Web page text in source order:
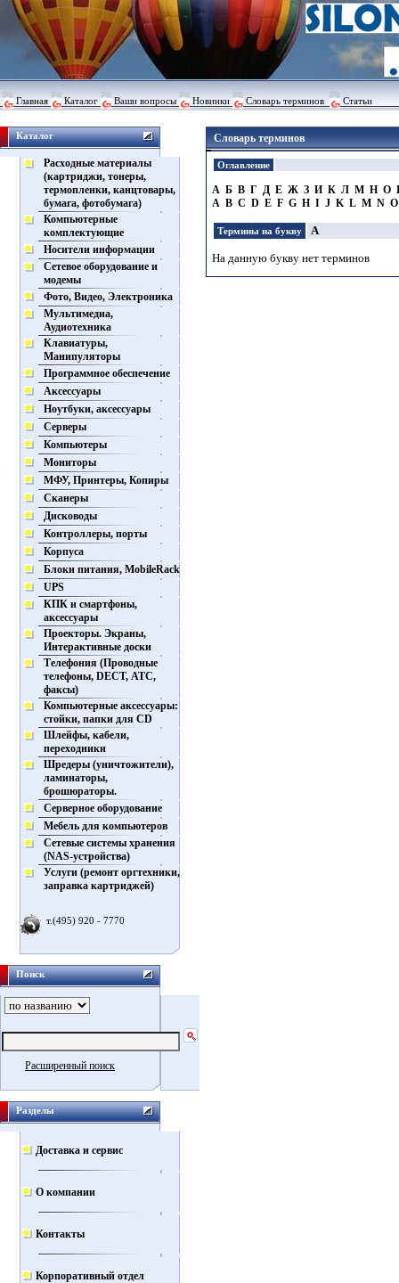
Главная Каталог Ваши вопросы Новинки Словарь терминов Статьи
Каталог
Расходные материалы
(картриджи, тонеры,
термопленки, канцтовары,
бумага, фотобумага)
Компьютерные
комплектующие
Носители информации
Сетевое оборудование и
модемы
Фото, Видео, Электроника
Мультимедиа,
Аудиотехника
Клавиатуры,
Манипуляторы
Программное обеспечение
Аксессуары
Ноутбуки, аксессуары
Серверы
Компьютеры
Мониторы
МФУ, Принтеры, Копиры
Сканеры
Дисководы
Контроллеры, порты
Корпуса
Блоки питания, MobileRack
UPS
КПК и смартфоны,
аксессуары
Проекторы. Экраны,
Интерактивные доски
Телефония (Проводные
телефоны, DECT, АТС,
факсы)
Компьютерные аксессуары:
стойки, папки для CD
Шлейфы, кабели,
переходники
Шредеры (уничтожители),
ламинаторы,
брошюраторы.
Серверное оборудование
Мебель для компьютеров
Сетевые системы хранения
(NAS-устройства)
Услуги (ремонт оргтехники,
заправка картриджей)
т.(495) 920 - 7770
Поиск
Расширенный поиск
Разделы
Доставка и сервис
О компании
Контакты
Корпоративный отдел
Словарь терминов
Оглавление
A Б В Г Д Е Ж З И К Л М Н О
A B C D E F G H I J K L M N
Термины на букву А
На данную букву нет терминов